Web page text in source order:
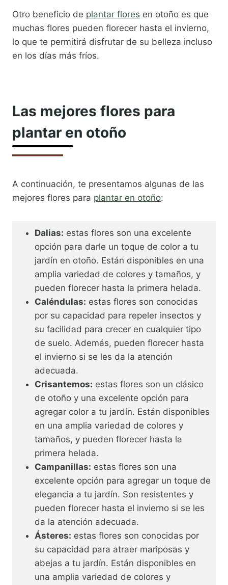
Otro beneficio de plantar flores en otoño es que
muchas flores pueden florecer hasta el invierno,
lo que te permitirá disfrutar de su belleza incluso
en los días más fríos.
Las mejores flores para
plantar en otoño
A continuación, te presentamos algunas de las
mejores flores para plantar en otoño:
Dalias: estas flores son una excelente
opción para darle un toque de color a tu
jardín en otoño. Están disponibles en una
amplia variedad de colores y tamaños, y
pueden florecer hasta la primera helada.
Caléndulas: estas flores son conocidas
por su capacidad para repeler insectos y
su facilidad para crecer en cualquier tipo
de suelo. Además, pueden florecer hasta
el invierno si se les da la atención
adecuada.
Crisantemos: estas flores son un clásico
de otoño y una excelente opción para
agregar color a tu jardín. Están disponibles
en una amplia variedad de colores y
tamaños, y pueden florecer hasta la
primera helada.
Campanillas: estas flores son una
excelente opción para agregar un toque de
elegancia a tu jardín. Son resistentes y
pueden florecer hasta el invierno si se les
da la atención adecuada.
Ásteres: estas flores son conocidas por
su capacidad para atraer mariposas y
abejas a tu jardín. Están disponibles en
una amplia variedad de colores y